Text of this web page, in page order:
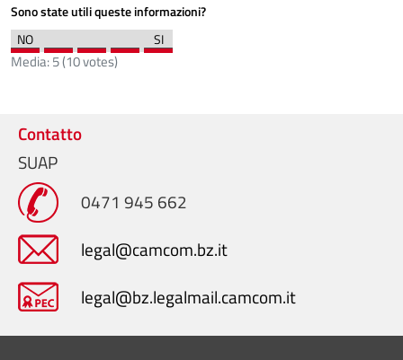
Sono state utili queste informazioni?
Media:5(10votes)
Contatto
SUAP
0471 945 662
legal@camcom.bz.it
legal@bz.legalmail.camcom.it